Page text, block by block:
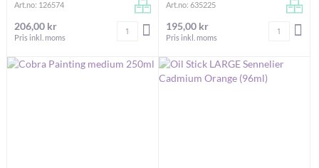
Art.no: 126574
206,00 kr
Pris inkl. moms
Antal LÄGG I VARUKORGEN
Art.no: 635225
195,00 kr
Pris inkl. moms
Antal